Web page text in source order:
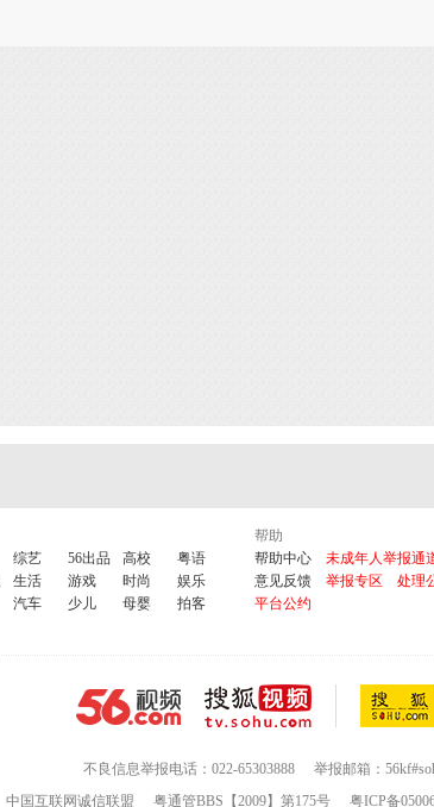
综艺 56出品 高校
粤语
生活 游戏 时尚
娱乐
汽车 少儿 母婴 拍客
帮助
帮助中心
未成年人举报通
意见反馈
举报专区
处理
平台公约
不良信息举报电话：022-65303888
举报邮箱：
中国互联网诚信联盟 粤通管BBS【2009】第175号 粤ICP备